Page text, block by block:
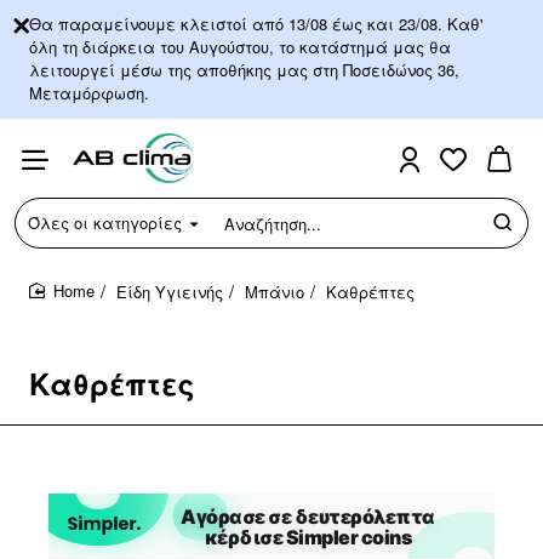
Θα παραμείνουμε κλειστοί από 13/08 έως και 23/08. Καθ'
όλη τη διάρκεια του Αυγούστου, το κατάστημά μας θα
λειτουργεί μέσω της αποθήκης μας στη Ποσειδώνος 36,
Μεταμόρφωση.
Όλες οι κατηγορίες
Αναζήτηση...
Καθρέπτες
Είδη Υγιεινής Μπάνιο Καθρέπτες